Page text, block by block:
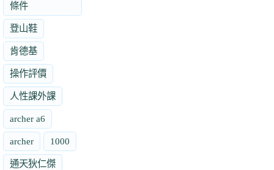
條件
登山鞋
肯德基
操作評價
人性課外課
archer a6
archer 1000
通天狄仁傑